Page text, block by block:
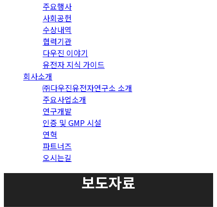
주요행사
사회공헌
수상내역
협력기관
다우진 이야기
유전자 지식 가이드
회사소개
㈜다우진유전자연구소 소개
주요사업소개
연구개발
인증 및 GMP 시설
연혁
파트너즈
오시는길
보도자료